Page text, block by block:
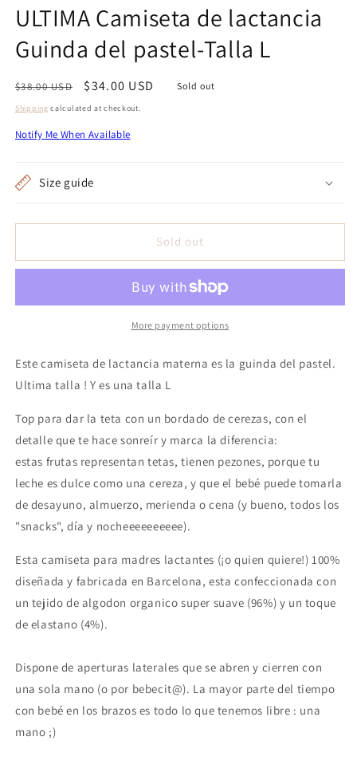
ULTIMA Camiseta de lactancia
Guinda del pastel-Talla L
Regular
price
$38.00 USD
Sale
price
$34.00 USD Sold out
Shipping calculated at checkout.
Notify Me When Available
Size guide
Sold out
More payment options
Este camiseta de lactancia materna es la guinda del pastel.
Ultima talla ! Y es una talla L
Top para dar la teta con un bordado de cerezas, con el
detalle que te hace sonreír y marca la diferencia:
estas frutas representan tetas, tienen pezones, porque tu
leche es dulce como una cereza, y que el bebé puede tomarla
de desayuno, almuerzo, merienda o cena (y bueno, todos los
"snacks", día y nocheeeeeeeeee).
Esta camiseta para madres lactantes (¡o quien quiere!) 100%
diseñada y fabricada en Barcelona, esta confeccionada con
un tejido de algodon organico super suave (96%) y un toque
de elastano (4%).
Dispone de aperturas laterales que se abren y cierren con
una sola mano (o por bebecit@). La mayor parte del tiempo
con bebé en los brazos es todo lo que tenemos libre : una
mano ;)